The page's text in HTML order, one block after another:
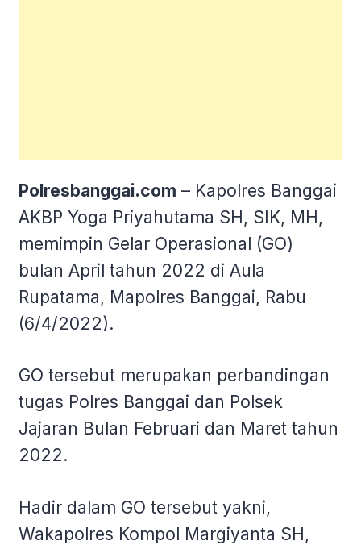
Polresbanggai.com – Kapolres Banggai
AKBP Yoga Priyahutama SH, SIK, MH,
memimpin Gelar Operasional (GO)
bulan April tahun 2022 di Aula
Rupatama, Mapolres Banggai, Rabu
(6/4/2022).
GO tersebut merupakan perbandingan
tugas Polres Banggai dan Polsek
Jajaran Bulan Februari dan Maret tahun
2022.
Hadir dalam GO tersebut yakni,
Wakapolres Kompol Margiyanta SH,